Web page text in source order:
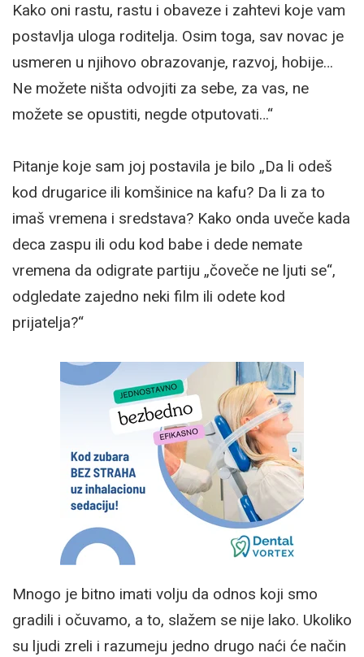
Kako oni rastu, rastu i obaveze i zahtevi koje vam
postavlja uloga roditelja. Osim toga, sav novac je
usmeren u njihovo obrazovanje, razvoj, hobije…
Ne možete ništa odvojiti za sebe, za vas, ne
možete se opustiti, negde otputovati…“
Pitanje koje sam joj postavila je bilo „Da li odeš
kod drugarice ili komšinice na kafu? Da li za to
imaš vremena i sredstava? Kako onda uveče kada
deca zaspu ili odu kod babe i dede nemate
vremena da odigrate partiju „čoveče ne ljuti se“,
odgledate zajedno neki film ili odete kod
prijatelja?“
Mnogo je bitno imati volju da odnos koji smo
gradili i očuvamo, a to, slažem se nije lako. Ukoliko
su ljudi zreli i razumeju jedno drugo naći će način